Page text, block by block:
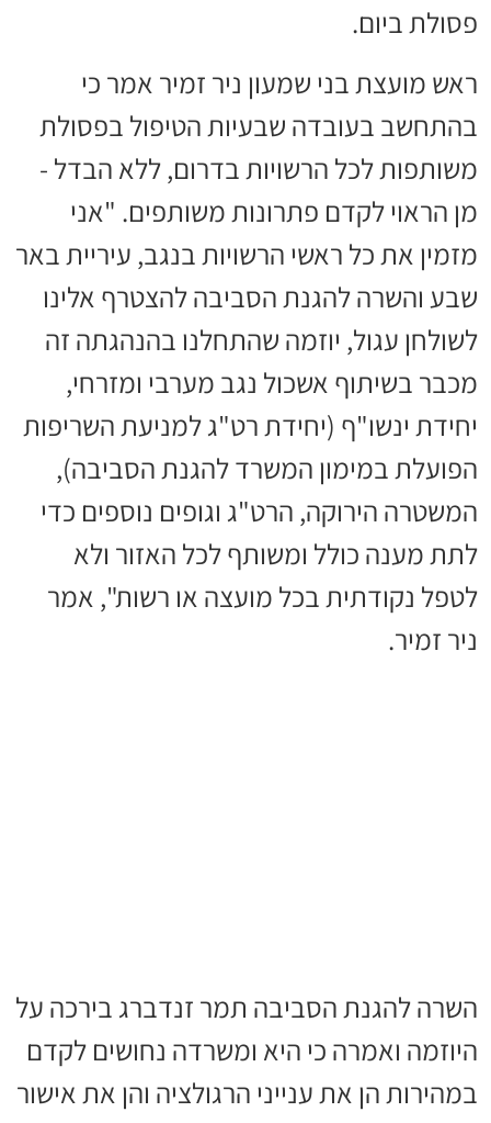
פסולת ביום.
ראש מועצת בני שמעון ניר זמיר אמר כי
בהתחשב בעובדה שבעיות הטיפול בפסולת
משותפות לכל הרשויות בדרום, ללא הבדל -
מן הראוי לקדם פתרונות משותפים. "אני
מזמין את כל ראשי הרשויות בנגב, עיריית באר
שבע והשרה להגנת הסביבה להצטרף אלינו
לשולחן עגול, יוזמה שהתחלנו בהנהגתה זה
מכבר בשיתוף אשכול נגב מערבי ומזרחי,
יחידת ינשו"ף (יחידת רט"ג למניעת השריפות
הפועלת במימון המשרד להגנת הסביבה),
המשטרה הירוקה, הרט"ג וגופים נוספים כדי
לתת מענה כולל ומשותף לכל האזור ולא
לטפל נקודתית בכל מועצה או רשות", אמר
ניר זמיר.
השרה להגנת הסביבה תמר זנדברג בירכה על
היוזמה ואמרה כי היא ומשרדה נחושים לקדם
במהירות הן את ענייני הרגולציה והן את אישור